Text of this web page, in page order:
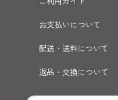
お支払いについて
配送・送料について
返品・交換について